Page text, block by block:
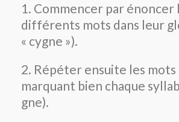
1. Commencer par énoncer
différents mots dans leur
« cygne »).
2. Répéter ensuite les mots
marquant bien chaque
gne).